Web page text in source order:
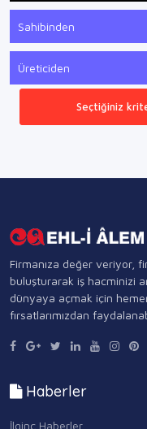
Sahibinden
Üreticiden
Seçtiğiniz
Firmanıza değer veriyor,
buluşturarak iş hacminizi
dünyaya açmak için
fırsatlarımızdan
Haberler
İlginç Haberler